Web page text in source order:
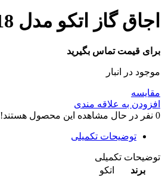
اجاق گاز اتکو مدل 518
برای قیمت تماس بگیرید
موجود در انبار
مقایسه
افزودن به علاقه مندی
0 نفر در حال مشاهده این محصول هستند!
توضیحات تکمیلی
توضیحات تکمیلی
برند
اتکو